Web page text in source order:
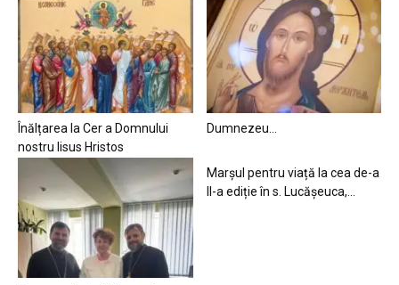
Înălțarea la Cer a Domnului
nostru Iisus Hristos
Dumnezeu…
Marșul pentru viață la cea de-a
II-a ediție în s. Lucășeuca,...